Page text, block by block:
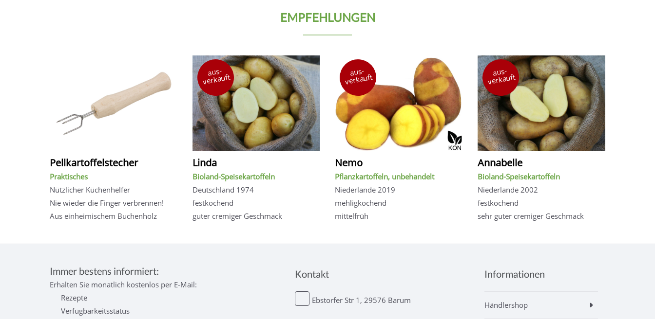
EMPFEHLUNGEN
Pellkartoffelstecher
Praktisches
Nützlicher Küchenhelfer
Nie wieder die Finger verbrennen!
Aus einheimischem Buchenholz
aus-
verkauft
Linda
Bioland-Speisekartoffeln
Deutschland 1974
festkochend
guter cremiger Geschmack
aus-
verkauft
Nemo
Pflanzkartoffeln, unbehandelt
Niederlande 2019
mehligkochend
mittelfrüh
aus-
verkauft
Annabelle
Bioland-Speisekartoffeln
Niederlande 2002
festkochend
sehr guter cremiger Geschmack
Immer bestens informiert:
Erhalten Sie monatlich kostenlos per E-Mail:
Rezepte
Verfügbarkeitsstatus
Kontakt
Ebstorfer Str 1, 29576 Barum
Informationen
Händlershop